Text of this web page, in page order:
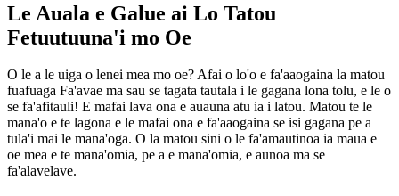
Le Auala e Galue ai Lo Tatou
Fetuutuuna'i mo Oe
O le a le uiga o lenei mea mo oe? Afai o lo'o e fa'aaogaina la matou
fuafuaga Fa'avae ma sau se tagata tautala i le gagana lona tolu, e le o
se fa'afitauli! E mafai lava ona e auauna atu ia i latou. Matou te le
mana'o e te lagona e le mafai ona e fa'aaogaina se isi gagana pe a
tula'i mai le mana'oga. O la matou sini o le fa'amautinoa ia maua e
oe mea e te mana'omia, pe a e mana'omia, e aunoa ma se
fa'alavelave.